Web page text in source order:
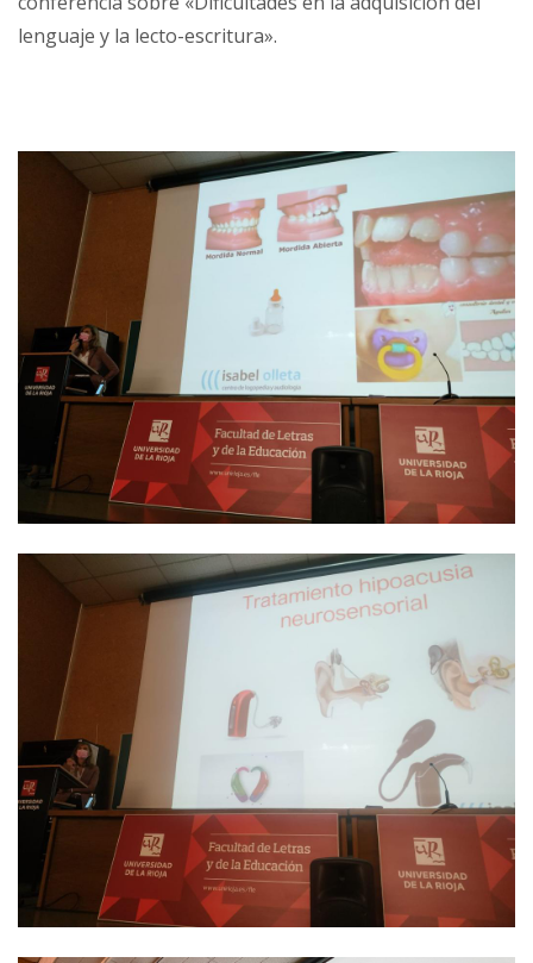
lenguaje y la lecto-escritura».